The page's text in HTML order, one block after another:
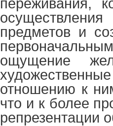
переживания,
предметов и
ощущение
отношению к
что и к более
репрезентации